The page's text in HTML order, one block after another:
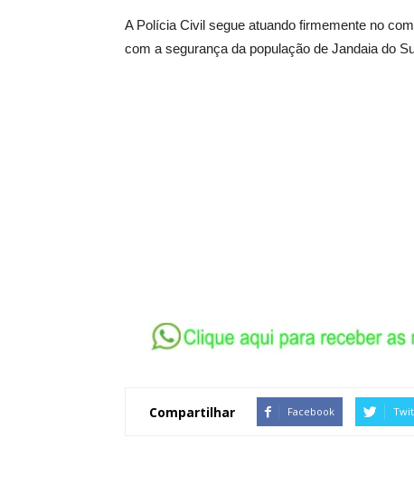
A Polícia Civil segue atuando firmemente no
com a segurança da população de Jandaia do
Compartilhar Facebook